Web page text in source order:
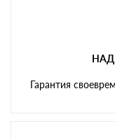
Гарантия